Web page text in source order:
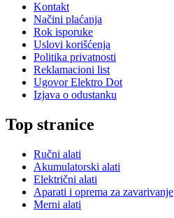
Kontakt
Načini plaćanja
Rok isporuke
Uslovi korišćenja
Politika privatnosti
Reklamacioni list
Ugovor Elektro Dot
Izjava o odustanku
Top stranice
Ručni alati
Akumulatorski alati
Električni alati
Aparati i oprema za zavarivanje
Merni alati